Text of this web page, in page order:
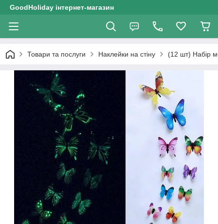
GoodHoliday інтернет-магазин
Товари та послуги Наклейки на стіну (12 шт) Набір